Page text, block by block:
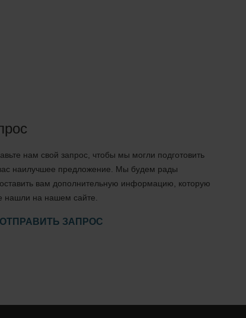
нам свой запрос, чтобы мы могли подготовить
наилучшее предложение. Мы будем рады
вам дополнительную информацию, которую
нашли на нашем сайте.
ОТПРАВИТЬ ЗАПРОС